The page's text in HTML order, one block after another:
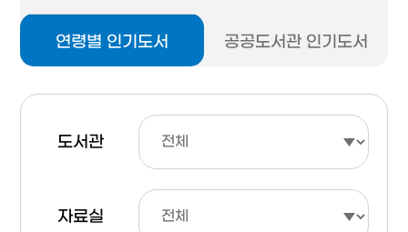
연령별 인기도서 공공도서관 인기도서
도서관
자료실